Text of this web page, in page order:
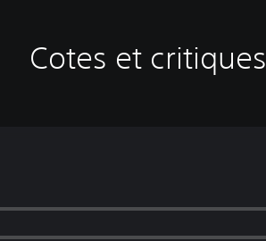
Cotes et critiques